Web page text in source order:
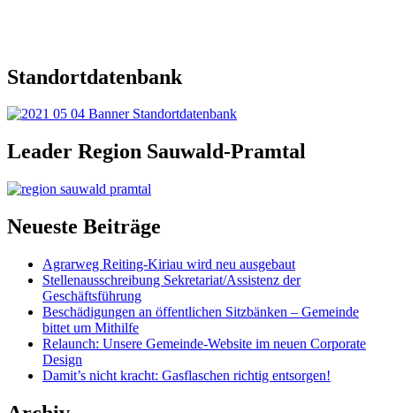
Standortdatenbank
Leader Region Sauwald-Pramtal
Neueste Beiträge
Agrarweg Reiting-Kiriau wird neu ausgebaut
Stellenausschreibung Sekretariat/Assistenz der
Geschäftsführung
Beschädigungen an öffentlichen Sitzbänken – Gemeinde
bittet um Mithilfe
Relaunch: Unsere Gemeinde-Website im neuen Corporate
Design
Damit’s nicht kracht: Gasflaschen richtig entsorgen!